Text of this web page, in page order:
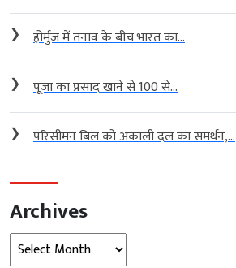
❯ होर्मुज में तनाव के बीच भारत का...
❯ पूजा का प्रसाद खाने से 100 से...
❯ परिसीमन बिल को अकाली दल का समर्थन,...
Archives
Archives